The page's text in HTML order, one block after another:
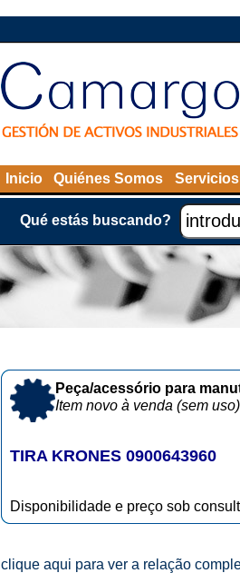
Inicio Quiénes Somos Servicios
Qué estás buscando?
Peça/acessório para
Item novo à venda (sem uso)
TIRA KRONES 0900643960
Disponibilidade e preço sob
clique aqui para ver a relação